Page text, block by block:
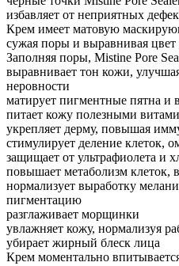
избавляет от неприятных
Крем имеет матовую
сужая поры и выравнивая цвет
Заполняя поры, Mistine Pore
выравнивает тон кожи,
неровности
матирует пигментные пятна и
питает кожу полезными
укрепляет дерму, повышая
стимулирует деление клеток,
защищает от ультрафиолета и
повышает метаболизм клеток,
нормализует выработку
пигментацию
разглаживает морщинки
увлажняет кожу, нормализуя
убирает жирный блеск лица
Крем моментально